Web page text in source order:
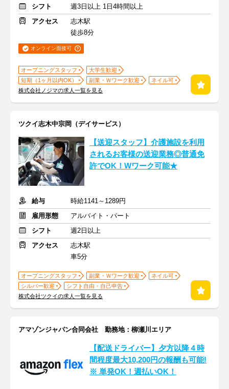
シフト
週3日以上 1日4時間以上
アクセス
志木駅
徒歩8分
オンライン面接可
オープニングスタッフ
大学生歓迎
短期（1ヶ月以内OK）
副業・Ｗワーク歓迎
ネイル可
株式会社ノジマの求人一覧を見る
ツクイ志木中宗岡（デイサービス）
【送迎スタッフ】介護施設を利用
されるお客様の送迎業務◎普通免
許でOK！Wワーク可能★
給与
時給1141～1289円
雇用形態
アルバイト・パート
シフト
週2日以上
アクセス
志木駅
車5分
オープニングスタッフ 副業・Ｗワーク歓迎
ネイル可
シルバー歓迎
シフト自由・自己申告
株式会社ツクイの求人一覧を見る
アマゾンジャパン合同会社 勤務地：柳瀬川エリア
【配送ドライバー】夕方以降４時
間程度最大10,200円の報酬も可能!
※ 単発OK！週払いOK！